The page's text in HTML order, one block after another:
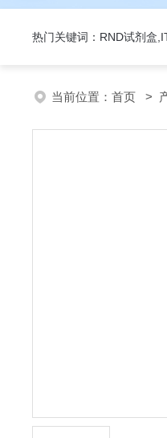
热门关键词：RND试剂盒
当前位置： 首页 >